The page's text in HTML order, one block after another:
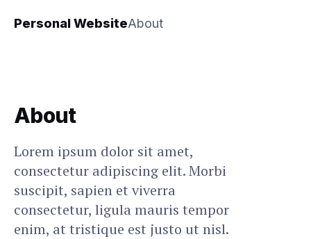
Personal WebsiteAbout
About
Lorem ipsum dolor sit amet,
consectetur adipiscing elit. Morbi
suscipit, sapien et viverra
consectetur, ligula mauris tempor
enim, at tristique est justo ut nisl.